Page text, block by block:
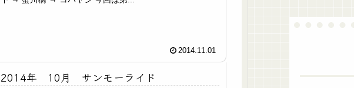
2014.11.01
2014年 10月 サンモーライド